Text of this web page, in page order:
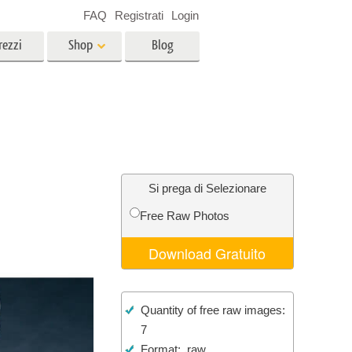
Servizi Foto Restauro
Shop Blog
FAQ Registrati Login
Si prega di Selezionare
Free Raw Photos
Download Gratuito
Quantity of free raw images:
7
Format: .raw